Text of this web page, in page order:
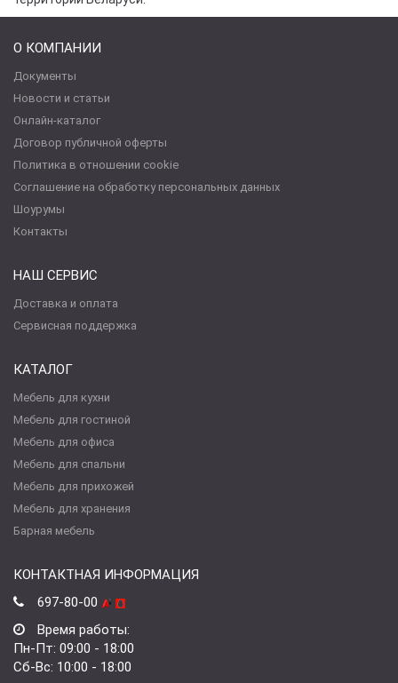
О КОМПАНИИ
Документы
Новости и статьи
Онлайн-каталог
Договор публичной оферты
Политика в отношении cookie
Соглашение на обработку персональных данных
Шоурумы
Контакты
НАШ СЕРВИС
Доставка и оплата
Сервисная поддержка
КАТАЛОГ
Мебель для кухни
Мебель для гостиной
Мебель для офиса
Мебель для спальни
Мебель для прихожей
Мебель для хранения
Барная мебель
КОНТАКТНАЯ ИНФОРМАЦИЯ
697-80-00
Время работы:
Пн-Пт: 09:00 - 18:00
Сб-Вс: 10:00 - 18:00